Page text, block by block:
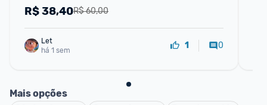
Android e Câmeras - Microfone Sem Fio Po
R$ 60,00
R$38,40
Let
há 1 sem
1 0
Mais opções